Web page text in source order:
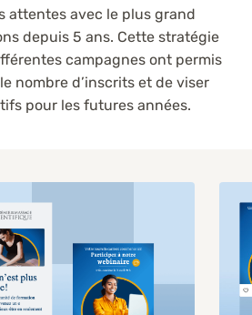
attentes avec le plus grand
depuis 5 ans. Cette stratégie
campagnes ont permis
nombre d’inscrits et de viser
pour les futures années.